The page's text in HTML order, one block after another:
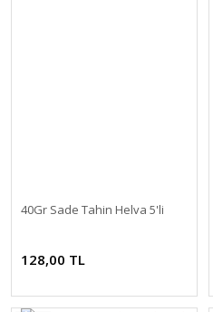
40Gr Sade Tahin Helva 5'li
128,00 TL